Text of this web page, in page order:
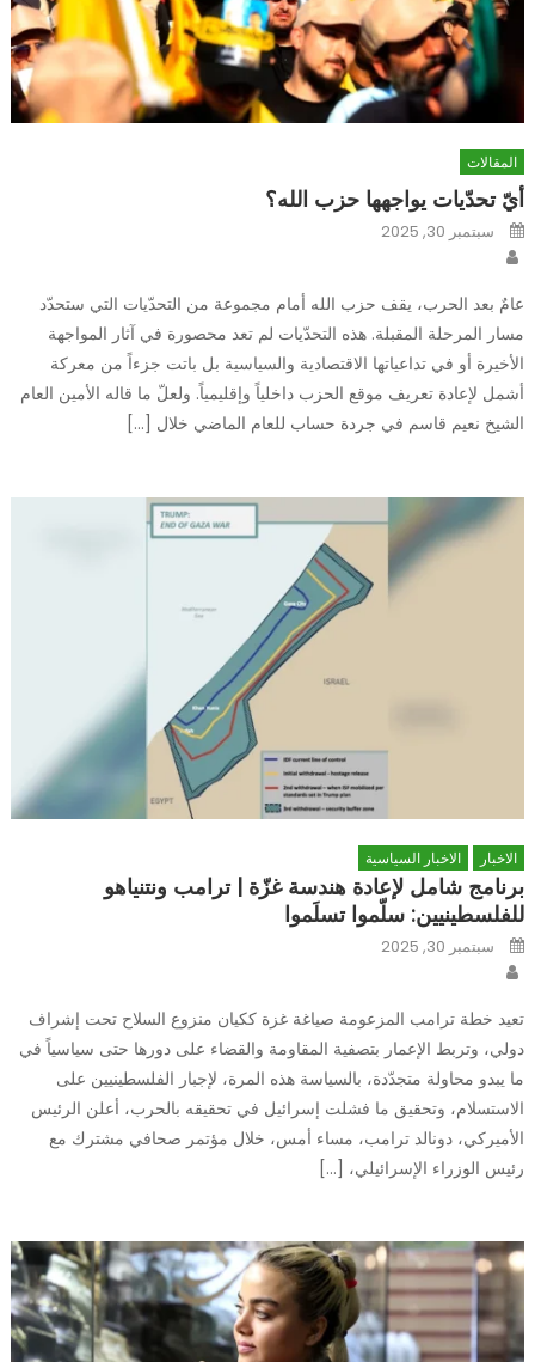
المقالات
أيّ تحدّيات يواجهها حزب الله؟
Posted
onسبتمبر 30, 2025
عامٌ بعد الحرب، يقف حزب الله أمام مجموعة من التحدّيات التي ستحدّد
مسار المرحلة المقبلة. هذه التحدّيات لم تعد محصورة في آثار المواجهة
الأخيرة أو في تداعياتها الاقتصادية والسياسية بل باتت جزءاً من معركة
أشمل لإعادة تعريف موقع الحزب داخلياً وإقليمياً. ولعلّ ما قاله الأمين العام
الشيخ نعيم قاسم في جردة حساب للعام الماضي خلال […]
الاخبار الاخبار السياسية
برنامج شامل لإعادة هندسة غزّة | ترامب ونتنياهو
للفلسطينيين: سلّموا تسلَموا
Posted
onسبتمبر 30, 2025
تعيد خطة ترامب المزعومة صياغة غزة ككيان منزوع السلاح تحت إشراف
دولي، وتربط الإعمار بتصفية المقاومة والقضاء على دورها حتى سياسياً في
ما يبدو محاولة متجدّدة، بالسياسة هذه المرة، لإجبار الفلسطينيين على
الاستسلام، وتحقيق ما فشلت إسرائيل في تحقيقه بالحرب، أعلن الرئيس
الأميركي، دونالد ترامب، مساء أمس، خلال مؤتمر صحافي مشترك مع
رئيس الوزراء الإسرائيلي، […]